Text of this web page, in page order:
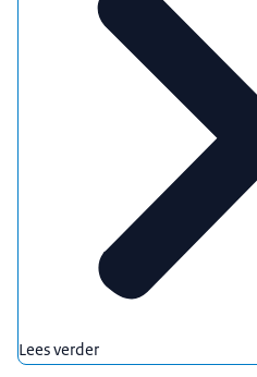
Lees verder